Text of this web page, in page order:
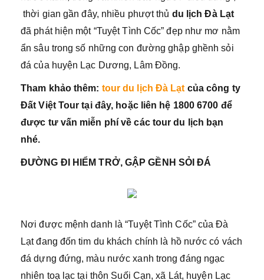
thời gian gần đây, nhiều phượt thủ du lịch Đà Lạt
đã phát hiện một “Tuyệt Tình Cốc” đẹp như mơ nằm
ẩn sâu trong số những con đường ghập ghềnh sỏi
đá của huyện Lạc Dương, Lâm Đồng.
Tham khảo thêm: tour du lịch Đà Lạt của công ty
Đất Việt Tour tại đây, hoặc liên hệ 1800 6700 để
được tư vấn miễn phí về các tour du lịch bạn
nhé.
ĐƯỜNG ĐI HIỂM TRỞ, GẬP GỀNH SỎI ĐÁ
Nơi được mệnh danh là “Tuyệt Tình Cốc” của Đà
Lạt đang đốn tim du khách chính là hồ nước có vách
đá dựng đứng, màu nước xanh trong đáng ngạc
nhiên toạ lạc tại thôn Suối Cạn, xã Lát, huyện Lạc